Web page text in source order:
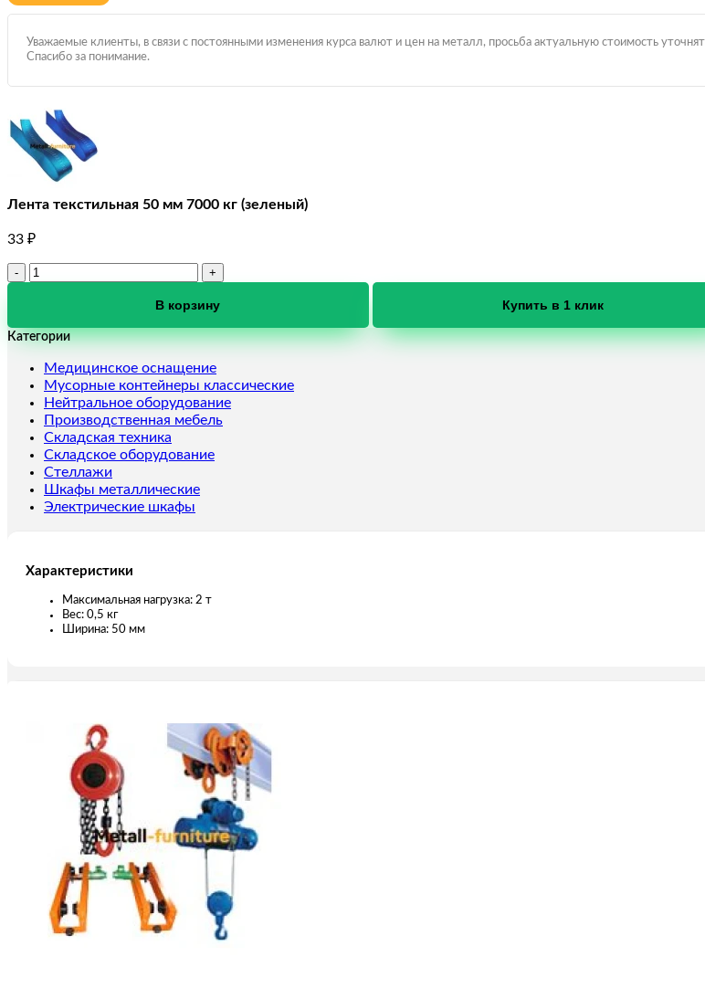
Уважаемые клиенты, в связи с постоянными изменения курса валют и цен на металл, просьба актуальную стоимость
Спасибо за понимание.
Лента текстильная 50 мм 7000 кг (зеленый)
33 ₽
Количество
50
7000
кг
(зеленый)
В корзину Купить в 1 клик
Категории
Медицинское оснащение
Мусорные контейнеры классические
Нейтральное оборудование
Производственная мебель
Складская техника
Складское оборудование
Стеллажи
Шкафы металлические
Электрические шкафы
Характеристики
Максимальная нагрузка: 2 т
Вес: 0,5 кг
Ширина: 50 мм